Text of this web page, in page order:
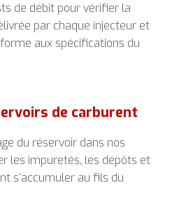
de débit pour vérifier la
par chaque injecteur et
aux spécifications du
de carburent
du réservoir dans nos
les impuretés, les dépôts et
s’accumuler au fils du